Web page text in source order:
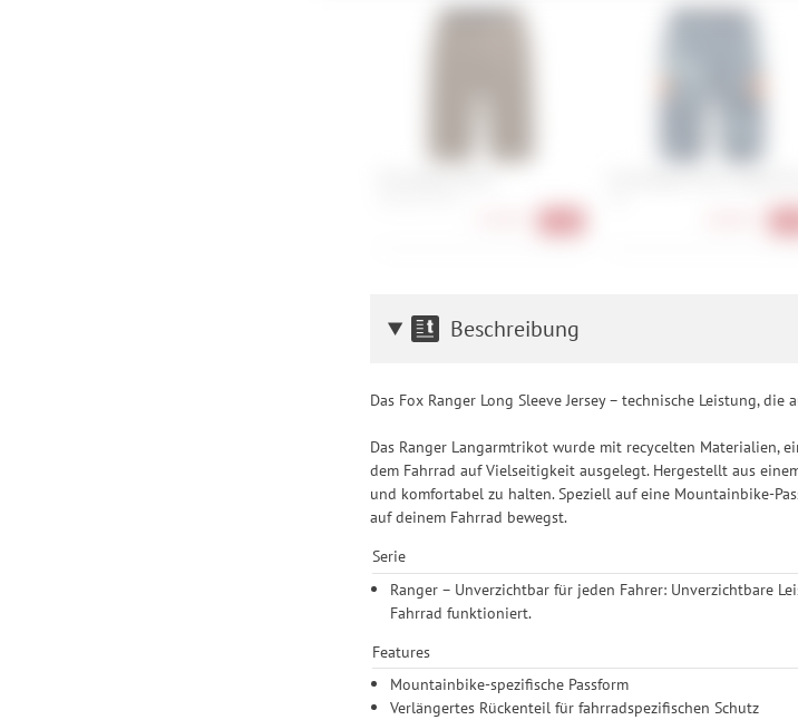
Einstellungen lediglich für bestimmte Drittanbieter erteilen und
Beschreibung
Das Fox Ranger Long Sleeve Jersey – technische Leistung,
Das Ranger Langarmtrikot wurde mit recycelten Materialien,
dem Fahrrad auf Vielseitigkeit ausgelegt. Hergestellt aus
und komfortabel zu halten. Speziell auf eine Mountainbike-
auf deinem Fahrrad bewegst.
Serie
Ranger – Unverzichtbar für jeden Fahrer: Unverzichtbare
Fahrrad funktioniert.
Features
Mountainbike-spezifische Passform
Verlängertes Rückenteil für fahrradspezifischen Schutz